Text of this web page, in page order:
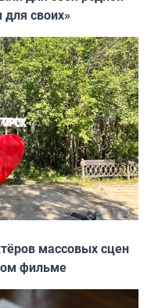
для своих»
массовых сцен
фильме